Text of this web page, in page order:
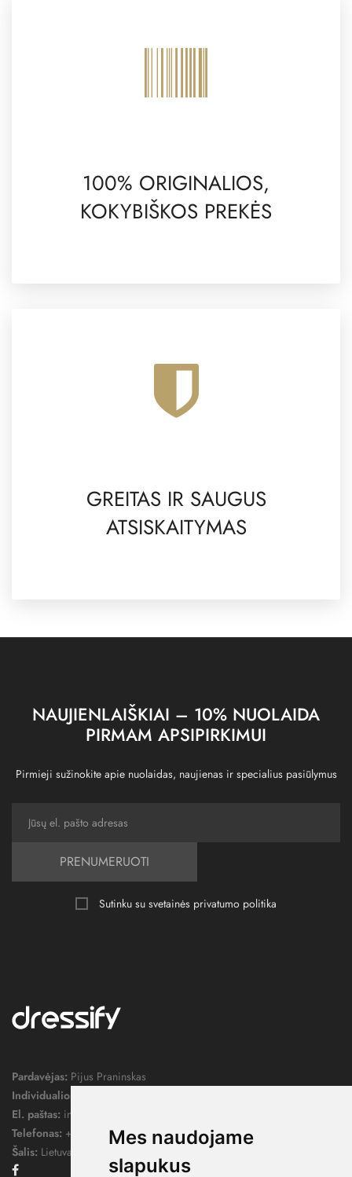
Mes naudojame
slapukus
100% ORIGINALIOS,
KOKYBIŠKOS PREKĖS
GREITAS IR SAUGUS
ATSISKAITYMAS
NAUJIENLAIŠKIAI – 10% NUOLAIDA
PIRMAM APSIPIRKIMUI
Pirmieji sužinokite apie nuolaidas, naujienas ir specialius pasiūlymus
PRENUMERUOTI
Sutinku su svetainės privatumo politika
Pardavėjas: Pijus Praninskas
Individualios veiklos pažymos nr.:
El. paštas: info@dressify.lt
Telefonas: +370 676 78578
Šalis: Lietuva